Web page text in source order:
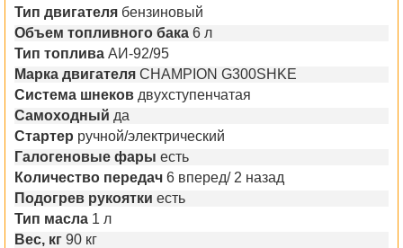
Тип двигателя бензиновый
Объем топливного бака 6 л
Тип топлива АИ-92/95
Марка двигателя CHAMPION G300SHKE
Система шнеков двухступенчатая
Самоходный да
Стартер ручной/электрический
Галогеновые фары есть
Количество передач 6 вперед/ 2 назад
Подогрев рукоятки есть
Тип масла 1 л
Вес, кг 90 кг